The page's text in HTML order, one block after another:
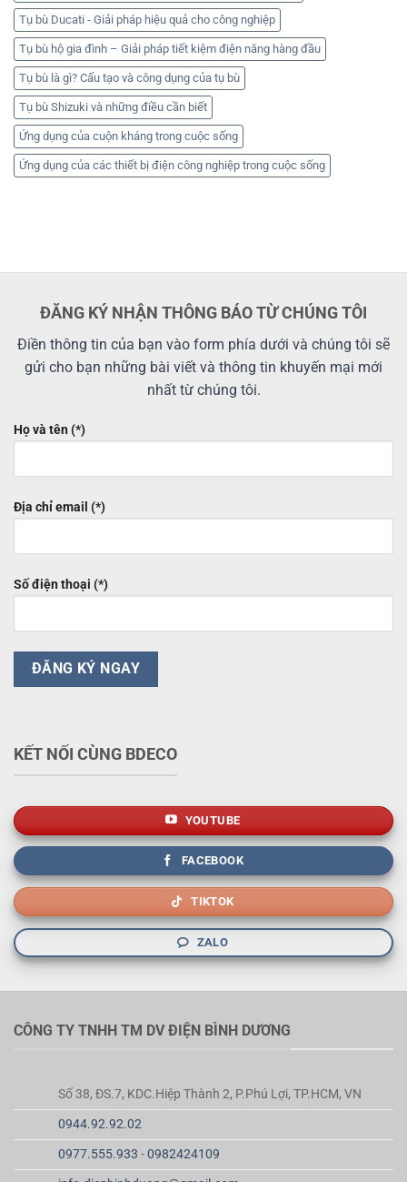
Tụ bù Ducati - Giải pháp hiệu quả cho công nghiệp
Tụ bù hộ gia đình – Giải pháp tiết kiệm điện năng hàng đầu
Tụ bù là gì? Cấu tạo và công dụng của tụ bù
Tụ bù Shizuki và những điều cần biết
Ứng dụng của cuộn kháng trong cuộc sống
Ứng dụng của các thiết bị điện công nghiệp trong cuộc sống
ĐĂNG KÝ NHẬN THÔNG BÁO TỪ CHÚNG TÔI
Điền thông tin của bạn vào form phía dưới và chúng tôi sẽ
gửi cho bạn những bài viết và thông tin khuyến mại mới
nhất từ chúng tôi.
Họ và tên (*)
Địa chỉ email (*)
Số điện thoại (*)
KẾT NỐI CÙNG BDECO
YOUTUBE
FACEBOOK
TIKTOK
ZALO
CÔNG TY TNHH TM DV ĐIỆN BÌNH DƯƠNG
Số 38, ĐS.7, KDC.Hiệp Thành 2, P.Phú Lợi, TP.HCM, VN
0944.92.92.02
0977.555.933 -0982424109